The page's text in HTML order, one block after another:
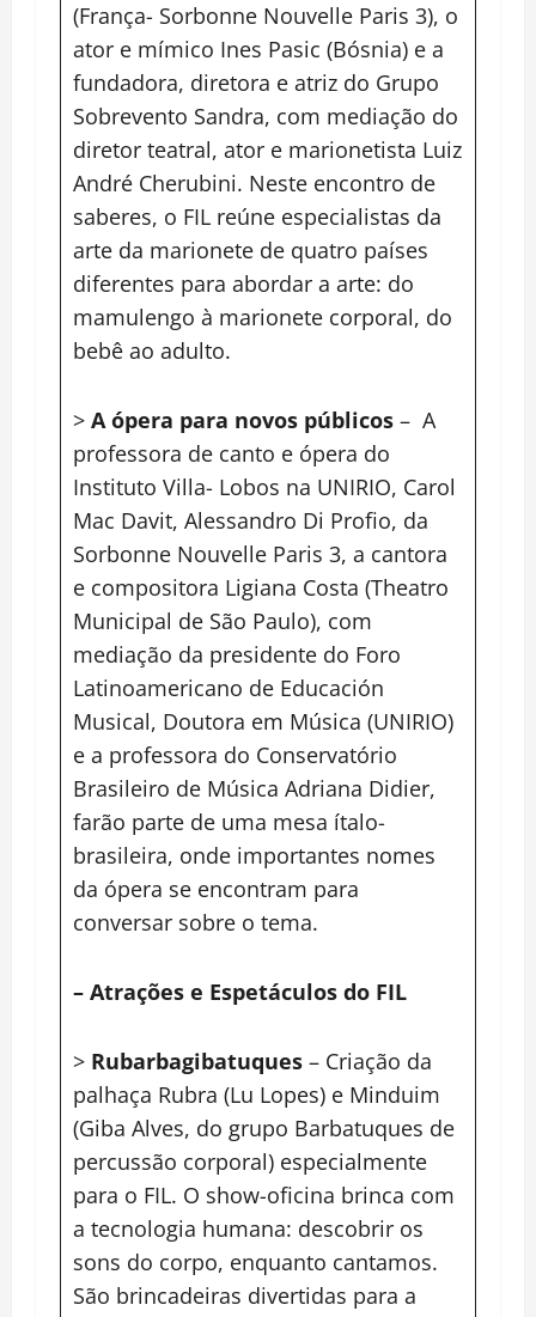
(França- Sorbonne Nouvelle Paris 3), o
ator e mímico Ines Pasic (Bósnia) e a
fundadora, diretora e atriz do Grupo
Sobrevento Sandra, com mediação do
diretor teatral, ator e marionetista Luiz
André Cherubini. Neste encontro de
saberes, o FIL reúne especialistas da
arte da marionete de quatro países
diferentes para abordar a arte: do
mamulengo à marionete corporal, do
bebê ao adulto.
> A ópera para novos públicos – A
professora de canto e ópera do
Instituto Villa- Lobos na UNIRIO, Carol
Mac Davit, Alessandro Di Profio, da
Sorbonne Nouvelle Paris 3, a cantora
e compositora Ligiana Costa (Theatro
Municipal de São Paulo), com
mediação da presidente do Foro
Latinoamericano de Educación
Musical, Doutora em Música (UNIRIO)
e a professora do Conservatório
Brasileiro de Música Adriana Didier,
farão parte de uma mesa ítalo-
brasileira, onde importantes nomes
da ópera se encontram para
conversar sobre o tema.
– Atrações e Espetáculos do FIL
> Rubarbagibatuques – Criação da
palhaça Rubra (Lu Lopes) e Minduim
(Giba Alves, do grupo Barbatuques de
percussão corporal) especialmente
para o FIL. O show-oficina brinca com
a tecnologia humana: descobrir os
sons do corpo, enquanto cantamos.
São brincadeiras divertidas para a